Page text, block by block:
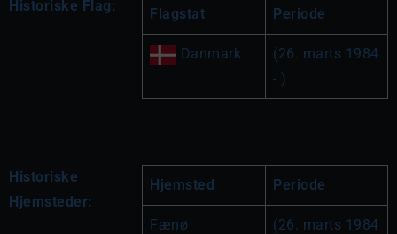
Historiske Flag: Flagstat Periode
Danmark
(26. marts 1984
- )
Historiske
Hjemsteder:
Hjemsted Periode
Fænø
(26. marts 1984